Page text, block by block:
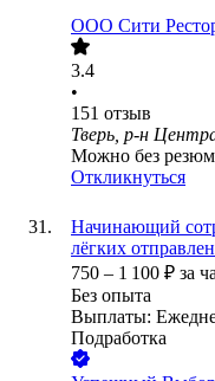
ООО Сити
3.4
•
151 отзыв
Тверь, р-н
Можно без
Откликнуться
Начинающий
лёгких
750 – 1 100 ₽ за
Без опыта
Выплаты:
Подработка